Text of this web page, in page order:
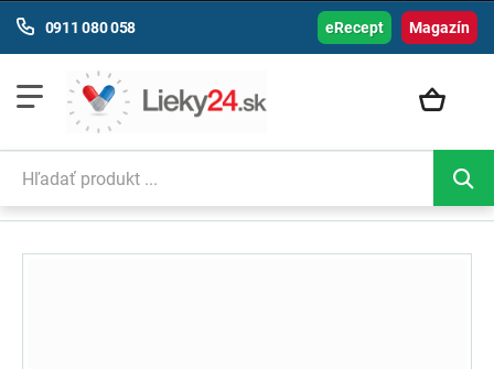
Magazín
0911 080 058 eRecept